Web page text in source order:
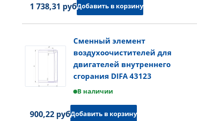
1 738,31 руб.Добавить в корзину
Сменный элемент
воздухоочистителей для
двигателей внутреннего
сгорания DIFA 43123
В наличии
900,22 руб.Добавить в корзину